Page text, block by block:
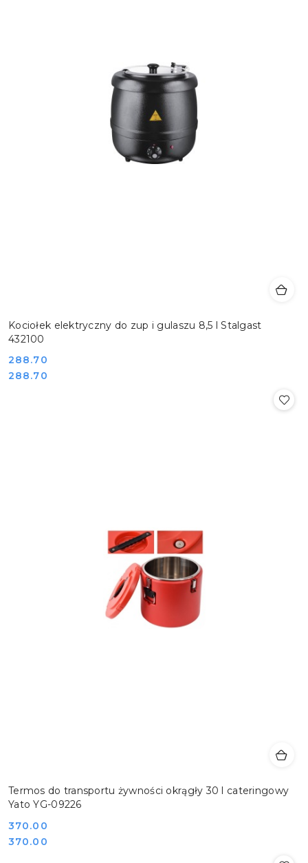
Kociołek elektryczny do zup i gulaszu 8,5 l Stalgast
432100
Cena:
288.70
Cena:
288.70
Termos do transportu żywności okrągły 30 l cateringowy
Yato YG-09226
Cena:
370.00
Cena:
370.00